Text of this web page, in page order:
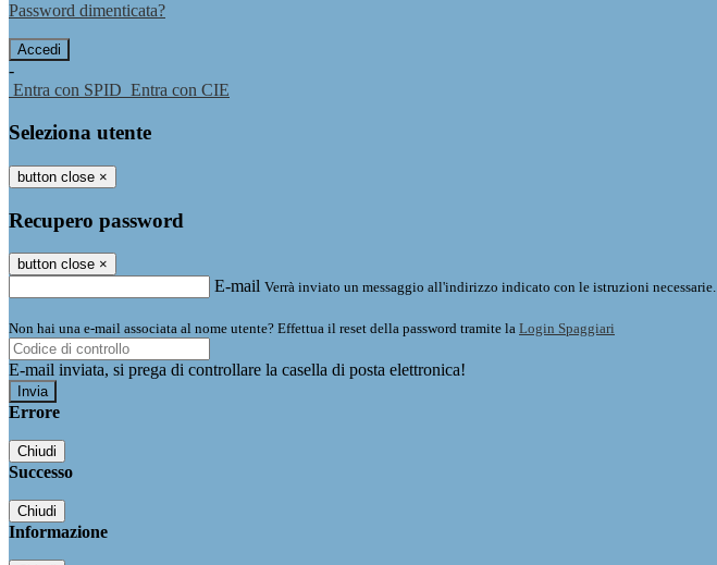
Password dimenticata?
-
Entra con SPID Entra con CIE
Seleziona utente
button close ×
Recupero password
button close ×
E-mail Verrà inviato un messaggio all'indirizzo indicato con le istruzioni necessarie.
Non hai una e-mail associata al nome utente? Effettua il reset della password tramite la Login Spaggiari
E-mail inviata, si prega di controllare la casella di posta elettronica!
Errore
Chiudi
Successo
Chiudi
Informazione